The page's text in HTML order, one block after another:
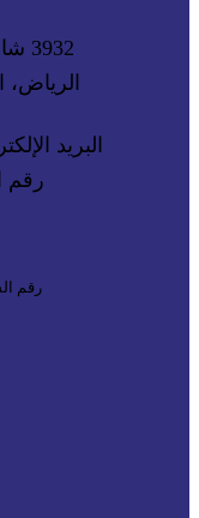
3932 شارع المصانع، حي الحمراء
الرياض،
البريد
رقم
رقم